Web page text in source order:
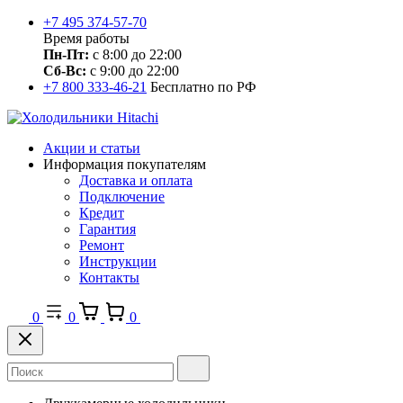
+7 495 374-57-70
Время работы
Пн-Пт: с 8:00 до 22:00
Сб-Вс: с 9:00 до 22:00
+7 800 333-46-21 Бесплатно по РФ
Акции и статьи
Информация покупателям
Доставка и оплата
Подключение
Кредит
Гарантия
Ремонт
Инструкции
Контакты
0 0 0